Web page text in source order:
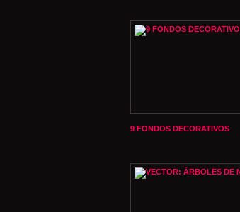
9 FONDOS DECORATIVOS